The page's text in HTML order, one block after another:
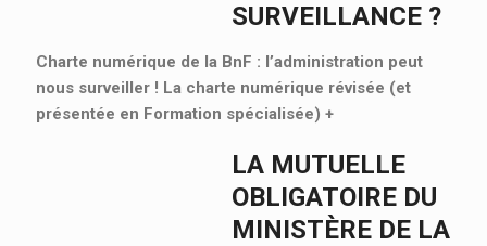
SURVEILLANCE ?
Charte numérique de la BnF : l’administration peut
nous surveiller ! La charte numérique révisée (et
présentée en Formation spécialisée) +
LA MUTUELLE
OBLIGATOIRE DU
MINISTÈRE DE LA